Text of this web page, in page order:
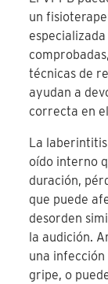
un
técnicas de
ayudan a
correcta en
La
oído interno
duración,
que puede
desorden
la audición.
una
gripe, o